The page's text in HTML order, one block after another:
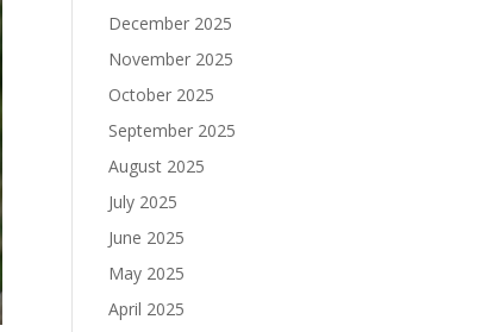
December 2025
November 2025
October 2025
September 2025
August 2025
July 2025
June 2025
May 2025
April 2025